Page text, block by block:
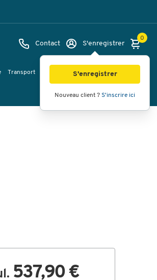
Contact S'enregistrer
S'enregistrer
Nouveau client ? S'inscrire ici
0
Transport Services & planification Inspiration
537,90 €
Vue à 360